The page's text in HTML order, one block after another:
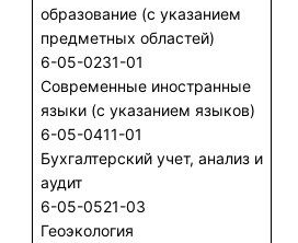
образование (с указанием
предметных областей)
6-05-0231-01
Современные иностранные
языки (с указанием языков)
6-05-0411-01
Бухгалтерский учет, анализ и
аудит
6-05-0521-03
Геоэкология